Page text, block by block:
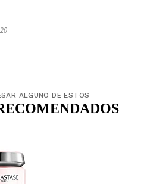
ALGUNO DE ESTOS